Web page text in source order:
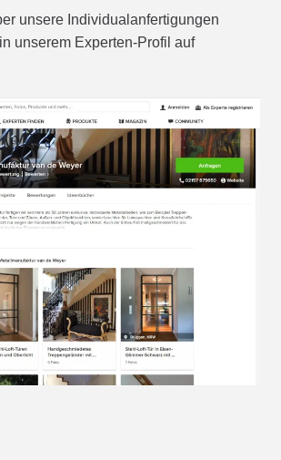
unsere Individualanfertigungen
unserem Experten-Profil auf